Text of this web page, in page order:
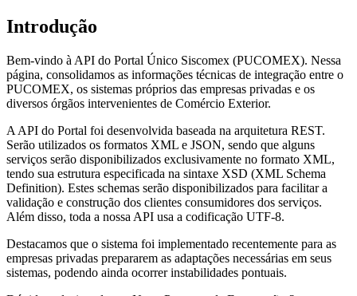
Introdução
Bem-vindo à API do Portal Único Siscomex (PUCOMEX). Nessa
página, consolidamos as informações técnicas de integração entre o
PUCOMEX, os sistemas próprios das empresas privadas e os
diversos órgãos intervenientes de Comércio Exterior.
A API do Portal foi desenvolvida baseada na arquitetura REST.
Serão utilizados os formatos XML e JSON, sendo que alguns
serviços serão disponibilizados exclusivamente no formato XML,
tendo sua estrutura especificada na sintaxe XSD (XML Schema
Definition). Estes schemas serão disponibilizados para facilitar a
validação e construção dos clientes consumidores dos serviços.
Além disso, toda a nossa API usa a codificação UTF-8.
Destacamos que o sistema foi implementado recentemente para as
empresas privadas prepararem as adaptações necessárias em seus
sistemas, podendo ainda ocorrer instabilidades pontuais.